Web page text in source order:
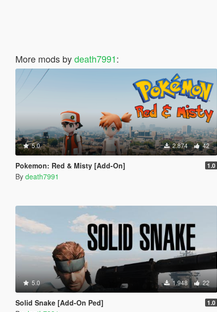
More mods bydeath7991:
5.0 2.874 42
Pokemon: Red & Misty [Add-On] 1.0
By death7991
5.0 1.948 22
Solid Snake [Add-On Ped] 1.0